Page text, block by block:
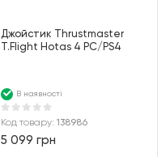
Джойстик Thrustmaster
T.Flight Hotas 4 PC/PS4
В наявності
Код товару:138986
5 099 грн